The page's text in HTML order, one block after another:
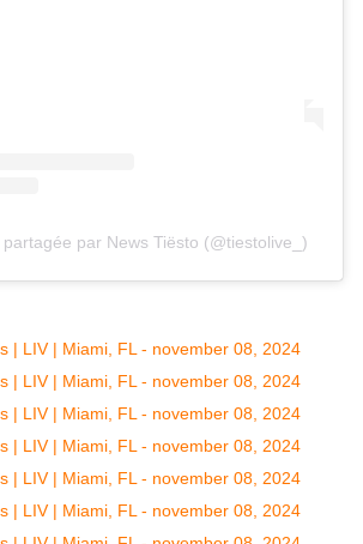
par News Tiësto (@tiestolive_)